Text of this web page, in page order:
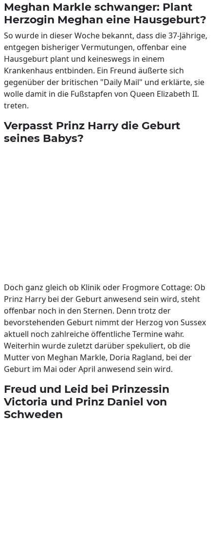
Meghan Markle schwanger: Plant
Herzogin Meghan eine Hausgeburt?
So wurde in dieser Woche bekannt, dass die 37-Jährige,
entgegen bisheriger Vermutungen, offenbar eine
Hausgeburt plant und keineswegs in einem
Krankenhaus entbinden. Ein Freund äußerte sich
gegenüber der britischen "Daily Mail" und erklärte, sie
wolle damit in die Fußstapfen von Queen Elizabeth II.
treten.
Verpasst Prinz Harry die Geburt
seines Babys?
Doch ganz gleich ob Klinik oder Frogmore Cottage: Ob
Prinz Harry bei der Geburt anwesend sein wird, steht
offenbar noch in den Sternen. Denn trotz der
bevorstehenden Geburt nimmt der Herzog von Sussex
aktuell noch zahlreiche öffentliche Termine wahr.
Weiterhin wurde zuletzt darüber spekuliert, ob die
Mutter von Meghan Markle, Doria Ragland, bei der
Geburt im Mai oder April anwesend sein wird.
Freud und Leid bei Prinzessin
Victoria und Prinz Daniel von
Schweden